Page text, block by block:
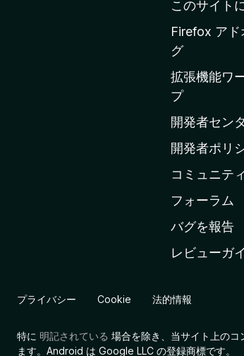
このサイト
Firefox アド
グ
拡張機能ワ
プ
開発者セン
開発者ポリ
コミュニテ
フォーラム
バグを報告
レビューガ
プライバシー Cookie 法的情報
特に 明記されている 場合を除き、当サイト上のコ
ます。Android は Google LLC の登録商標です。